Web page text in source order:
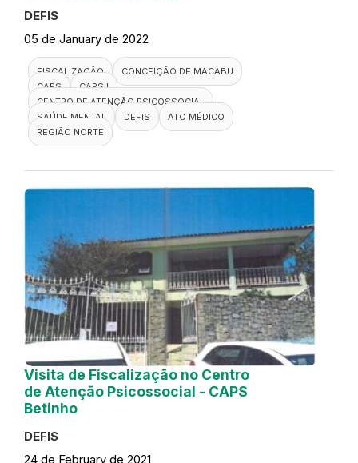
DEFIS
05 de January de 2022
FISCALIZAÇÃO
CONCEIÇÃO DE MACABU
CAPS
CAPS I
CENTRO DE ATENÇÃO PSICOSSOCIAL
SAÚDE MENTAL
DEFIS
ATO MÉDICO
REGIÃO NORTE
Visita de Fiscalização no Centro
de Atenção Psicossocial - CAPS
Betinho
DEFIS
24 de February de 2021